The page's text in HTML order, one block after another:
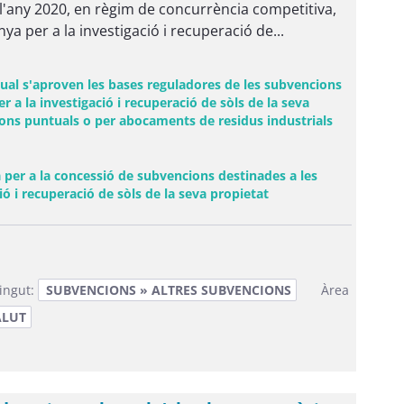
2020, en règim de concurrència competitiva,
per a la investigació i recuperació de...
s'aproven les bases reguladores de les subvencions
a la investigació i recuperació de sòls de la seva
puntuals o per abocaments de residus industrials
a la concessió de subvencions destinades a les
i recuperació de sòls de la seva propietat(Obre una finestra
SUBVENCIONS » ALTRES SUBVENCIONS
Àrea